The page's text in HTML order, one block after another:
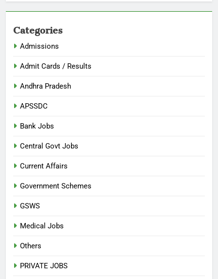
Categories
Admissions
Admit Cards / Results
Andhra Pradesh
APSSDC
Bank Jobs
Central Govt Jobs
Current Affairs
Government Schemes
GSWS
Medical Jobs
Others
PRIVATE JOBS